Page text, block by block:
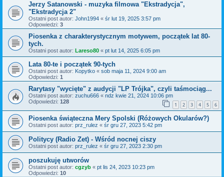
Jerzy Satanowski - muzyka filmowa "Ekstradycja",
"Ekstradycja 2"
Ostatni post autor: John1994 « śr lut 19, 2025 3:57 pm
Odpowiedzi: 3
Piosenka z charakterystycznym motywem, początek lat 80-
tych.
Ostatni post autor: Lareso80 « pt lut 14, 2025 6:05 pm
Lata 80-te i początek 90-tych
Ostatni post autor: Kopytko « sob maja 11, 2024 9:00 am
Odpowiedzi: 1
Rarytasy "wycięte" z audycji "LP Trójka", czyli taśmociąg...
Ostatni post autor: zuchu666 « ndz kwie 21, 2024 10:06 pm
Odpowiedzi: 128 1 2 3 4 5 6
Piosenka świąteczna Mery Spolski (Różowych Okularów?)
Ostatni post autor: prz_rulez « śr gru 27, 2023 5:42 pm
Politycy (Radio Zet) - Wśród nocnej ciszy
Ostatni post autor: prz_rulez « śr gru 27, 2023 2:30 pm
poszukuję utworów
Ostatni post autor: cgzyb « pt lis 24, 2023 10:23 pm
Odpowiedzi: 10